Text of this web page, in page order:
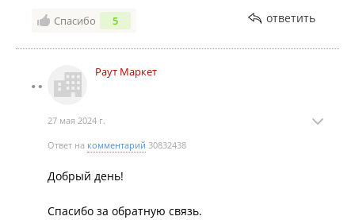
Спасибо 5 ответить
Раут Маркет
27 мая 2024 г.
Ответ на комментарий 30832438
Добрый день!
Спасибо за обратную связь.